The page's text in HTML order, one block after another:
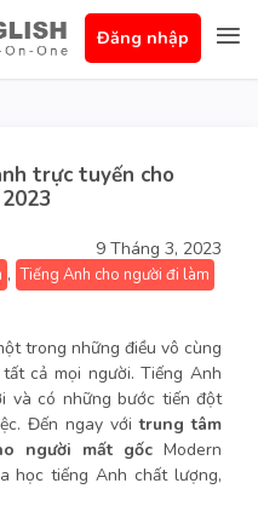
Đăng nhập
trực tuyến cho
9 Tháng 3, 2023
, Tiếng Anh cho người đi làm
trong những điều vô cùng
cả mọi người. Tiếng Anh
và có những bước tiến đột
Đến ngay vớitrung tâm
người mất gốc Modern
học tiếng Anh chất lượng,